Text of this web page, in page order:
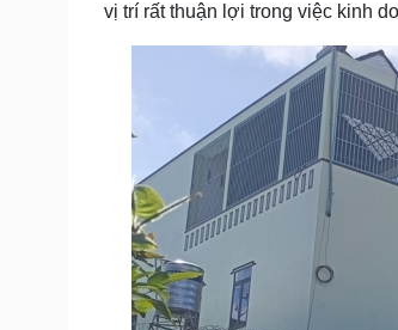
vị trí rất thuận lợi trong việc kinh